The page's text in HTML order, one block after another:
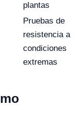
plantas
Pruebas de
resistencia a
condiciones
extremas